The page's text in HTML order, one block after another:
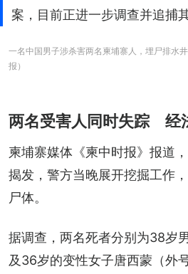
案，目前正进一步调查并追捕
一名中国男子涉杀害两名柬埔寨人，埋尸排水
报）
两名受害人同时失踪 经
柬埔寨媒体《柬中时报》报道
揭发，警方当晚展开挖掘工作
尸体。
据调查，两名死者分别为38岁
及36岁的变性女子唐西蒙（外